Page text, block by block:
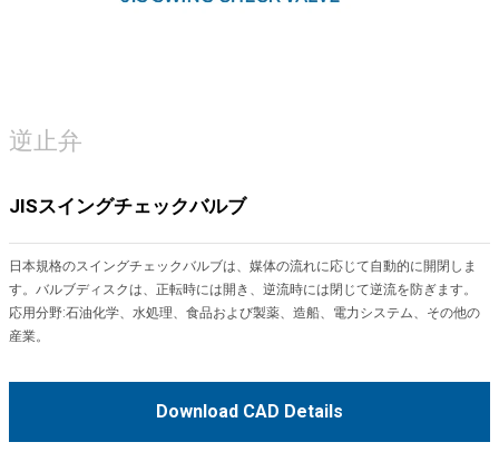
逆止弁
JISスイングチェックバルブ
日本規格のスイングチェックバルブは、媒体の流れに応じて自動的に開閉しま
す。バルブディスクは、正転時には開き、逆流時には閉じて逆流を防ぎます。
応用分野:石油化学、水処理、食品および製薬、造船、電力システム、その他の
産業。
Download CAD Details